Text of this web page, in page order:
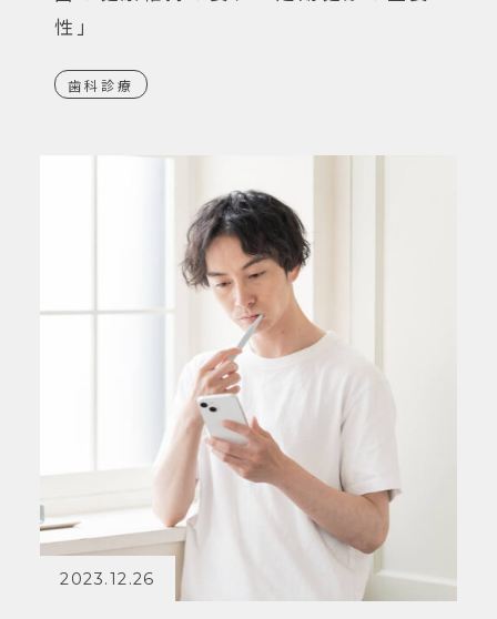
性」
歯科診療
2023.12.26